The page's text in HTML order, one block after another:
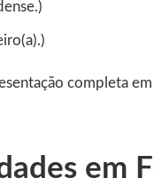
completa
em